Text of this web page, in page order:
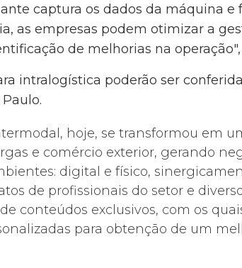
captura os dados da máquina e
as empresas podem otimizar a
de melhorias na
intralogística poderão ser
hoje, se transformou em
e comércio exterior, gerando
digital e físico,
de profissionais do setor e
conteúdos exclusivos, com os
para obtenção de um